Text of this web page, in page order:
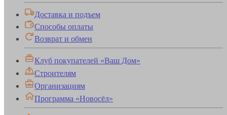
Доставка и подъем
Способы оплаты
Возврат и обмен
Клуб покупателей «Ваш Дом»
Строителям
Организациям
Программа «Новосёл»